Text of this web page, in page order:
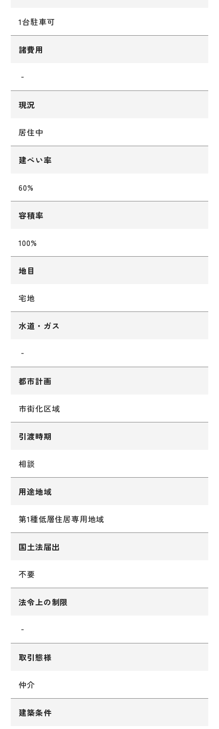
1台駐車可
諸費用
‐
現況
居住中
建ぺい率
60%
容積率
100%
地目
宅地
水道・ガス
‐
都市計画
市街化区域
引渡時期
相談
用途地域
第1種低層住居専用地域
国土法届出
不要
法令上の制限
‐
取引態様
仲介
建築条件